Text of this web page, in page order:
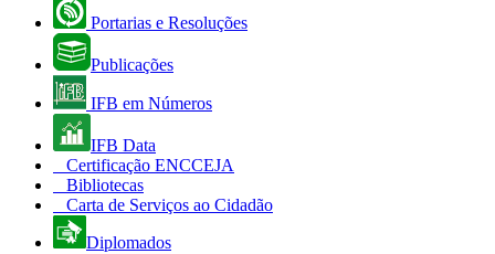
Portarias e Resoluções
Publicações
IFB em Números
IFB Data
Certificação ENCCEJA
Bibliotecas
Carta de Serviços ao Cidadão
Diplomados